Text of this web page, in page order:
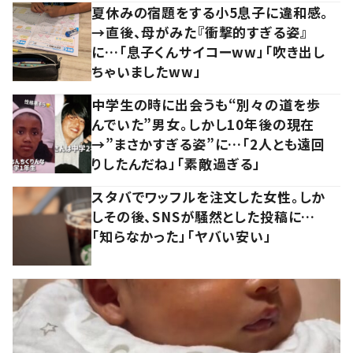
夏休みの宿題をする小5息子に違和感。
→直後、母がみた『衝撃的すぎる姿』
に…「息子くんサイコーww」「吹き出し
ちゃいましたww」
中学生の時に出会うも“別々の道を歩
んでいた”男女。しかし10年後の現在
→”まさかすぎる姿”に…「2人とも遠回
りしたんだね」「素敵過ぎる」
スタバでワッフルを注文した女性。しか
しその後、SNSが騒然とした投稿に…
「知らなかった」「ヤバい安い」